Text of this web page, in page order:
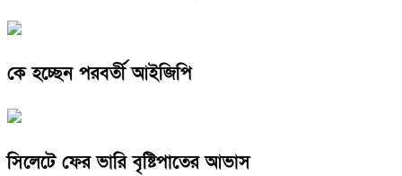
কে হচ্ছেন পরবর্তী আইজিপি
সিলেটে ফের ভারি বৃষ্টিপাতের আভাস